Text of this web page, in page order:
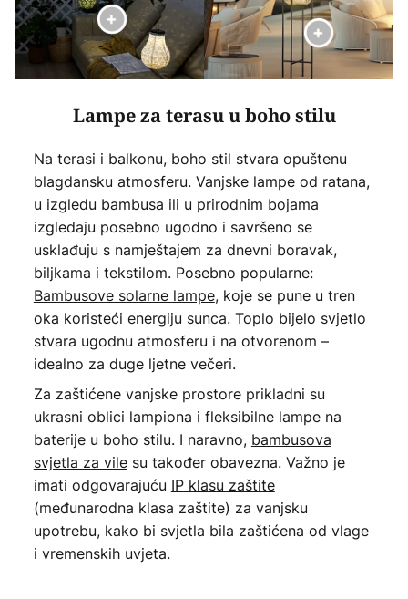
Lampe za terasu u boho stilu
Na terasi i balkonu, boho stil stvara opuštenu
blagdansku atmosferu. Vanjske lampe od ratana,
u izgledu bambusa ili u prirodnim bojama
izgledaju posebno ugodno i savršeno se
usklađuju s namještajem za dnevni boravak,
biljkama i tekstilom. Posebno popularne:
Bambusove solarne lampe, koje se pune u tren
oka koristeći energiju sunca. Toplo bijelo svjetlo
stvara ugodnu atmosferu i na otvorenom –
idealno za duge ljetne večeri.
Za zaštićene vanjske prostore prikladni su
ukrasni oblici lampiona i fleksibilne lampe na
baterije u boho stilu. I naravno, bambusova
svjetla za vilesu također obavezna. Važno je
imati odgovarajuću IP klasu zaštite
(međunarodna klasa zaštite) za vanjsku
upotrebu, kako bi svjetla bila zaštićena od vlage
i vremenskih uvjeta.